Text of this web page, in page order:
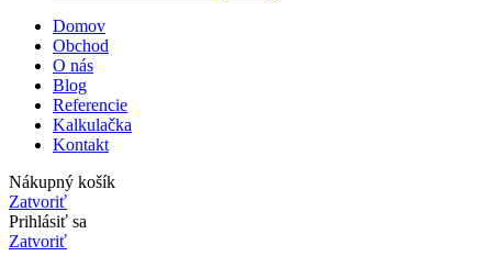
Domov
Obchod
O nás
Blog
Referencie
Kalkulačka
Kontakt
Nákupný košík
Zatvoriť
Prihlásiť sa
Zatvoriť